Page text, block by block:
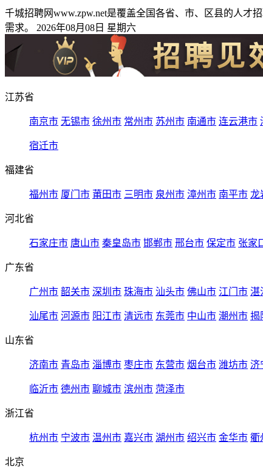
千城招聘网www.zpw.net是覆盖全国各省、市、区县的人才
需求。 2026年08月08日 星期六
江苏省
南京市 无锡市 徐州市 常州市 苏州市 南通市 连云港市
宿迁市
福建省
福州市 厦门市 莆田市 三明市 泉州市 漳州市 南平市 龙
河北省
石家庄市 唐山市 秦皇岛市 邯郸市 邢台市 保定市 张家
广东省
广州市 韶关市 深圳市 珠海市 汕头市 佛山市 江门市 湛
汕尾市 河源市 阳江市 清远市 东莞市 中山市 潮州市 揭
山东省
济南市 青岛市 淄博市 枣庄市 东营市 烟台市 潍坊市 济
临沂市 德州市 聊城市 滨州市 菏泽市
浙江省
杭州市 宁波市 温州市 嘉兴市 湖州市 绍兴市 金华市 衢
北京